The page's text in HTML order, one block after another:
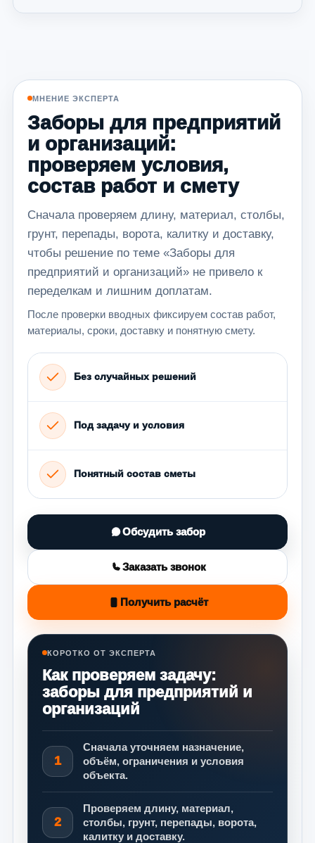
МНЕНИЕ ЭКСПЕРТА
Заборы для предприятий
и организаций:
проверяем условия,
состав работ и смету
Сначала проверяем длину, материал, столбы,
грунт, перепады, ворота, калитку и доставку,
чтобы решение по теме «Заборы для
предприятий и организаций» не привело к
переделкам и лишним доплатам.
После проверки вводных фиксируем состав работ,
материалы, сроки, доставку и понятную смету.
Без случайных решений
Под задачу и условия
Понятный состав сметы
Обсудить забор
Заказать звонок
Получить расчёт
КОРОТКО ОТ ЭКСПЕРТА
Как проверяем задачу:
заборы для предприятий и
организаций
1
Сначала уточняем назначение,
объём, ограничения и условия
объекта.
2
Проверяем длину, материал,
столбы, грунт, перепады, ворота,
калитку и доставку.